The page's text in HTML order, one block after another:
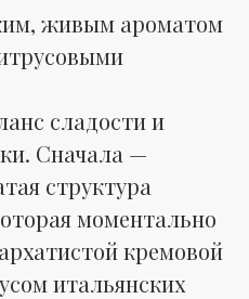
живым ароматом
сладости и
Сначала —
структура
моментально
кремовой
итальянских